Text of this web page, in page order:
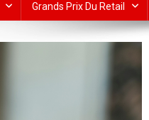
Grands Prix Du Retail